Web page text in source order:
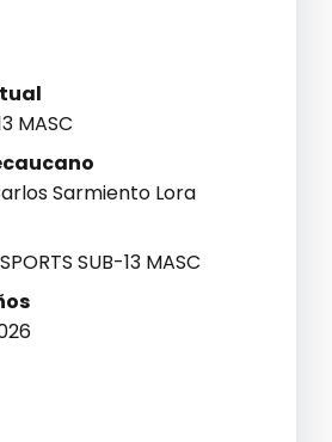
MASC
Sarmiento Lora
SUB-13 MASC